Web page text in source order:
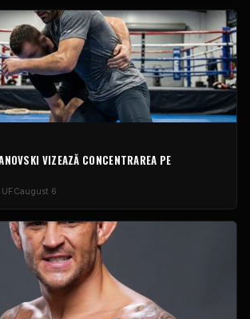
VIZEAZĂ CONCENTRAREA PE
august 6